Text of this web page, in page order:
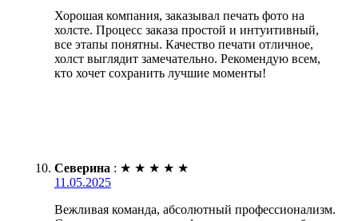
Хорошая компания, заказывал печать фото на
холсте. Процесс заказа простой и интуитивный,
все этапы понятны. Качество печати отличное,
холст выглядит замечательно. Рекомендую всем,
кто хочет сохранить лучшие моменты!
Северина : ★ ★ ★ ★ ★
11.05.2025
Вежливая команда, абсолютный профессионализм.